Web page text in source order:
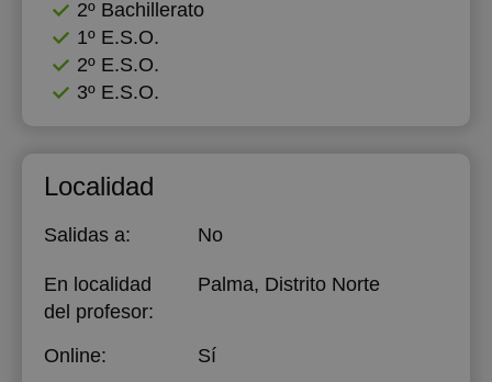
2º Bachillerato
1º E.S.O.
2º E.S.O.
3º E.S.O.
Localidad
Salidas a: No
En localidad
del profesor:
Palma, Distrito Norte
Online: Sí